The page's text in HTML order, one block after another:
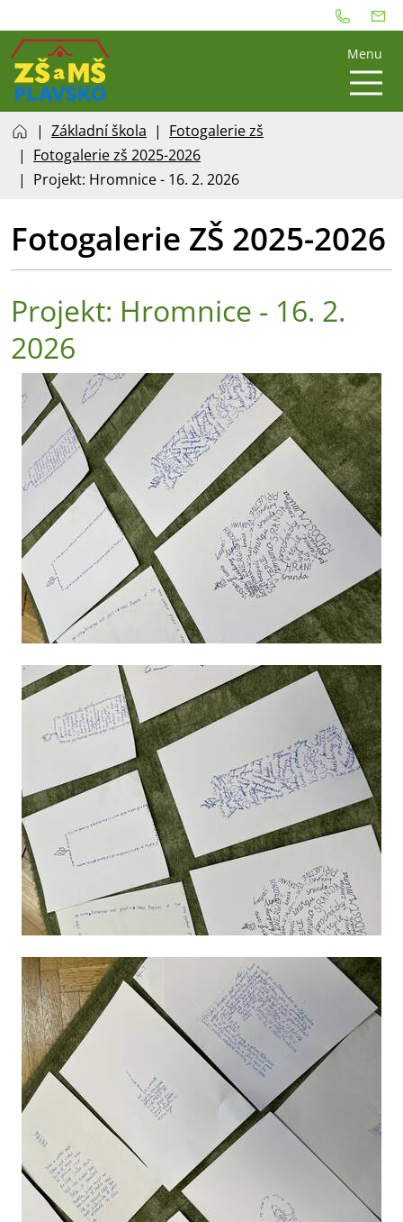
Menu
Základní škola
Fotogalerie zš
Fotogalerie zš 2025-2026
Projekt: Hromnice - 16. 2. 2026
Fotogalerie ZŠ 2025-2026
Projekt: Hromnice - 16. 2.
2026